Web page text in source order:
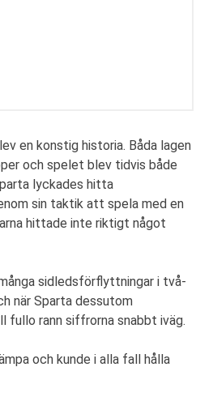
en konstig historia. Båda lagen
och spelet blev tidvis både
lyckades hitta
sin taktik att spela med en
hittade inte riktigt något
sidledsförflyttningar i två-
när Sparta dessutom
fullo rann siffrorna snabbt iväg.
och kunde i alla fall hålla